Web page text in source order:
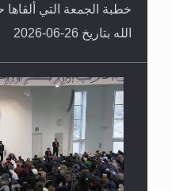
خطبة الجمعة التي ألقاها
الله بتاريخ 26-06-2026